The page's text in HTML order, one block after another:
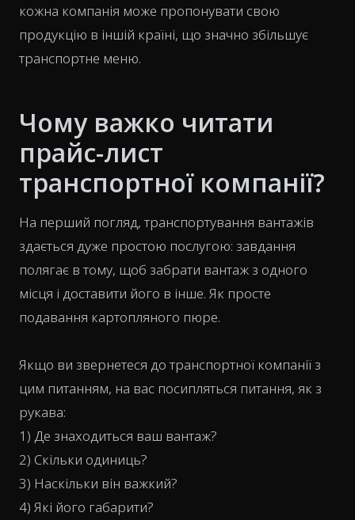
кожна компанія може пропонувати свою
продукцію в іншій країні, що значно збільшує
транспортне меню.
Чому важко читати
прайс-лист
транспортної компанії?
На перший погляд, транспортування вантажів
здається дуже простою послугою: завдання
полягає в тому, щоб забрати вантаж з одного
місця і доставити його в інше. Як просте
подавання картопляного пюре.
Якщо ви звернетеся до транспортної компанії з
цим питанням, на вас посипляться питання, як з
рукава:
1) Де знаходиться ваш вантаж?
2) Скільки одиниць?
3) Наскільки він важкий?
4) Які його габарити?